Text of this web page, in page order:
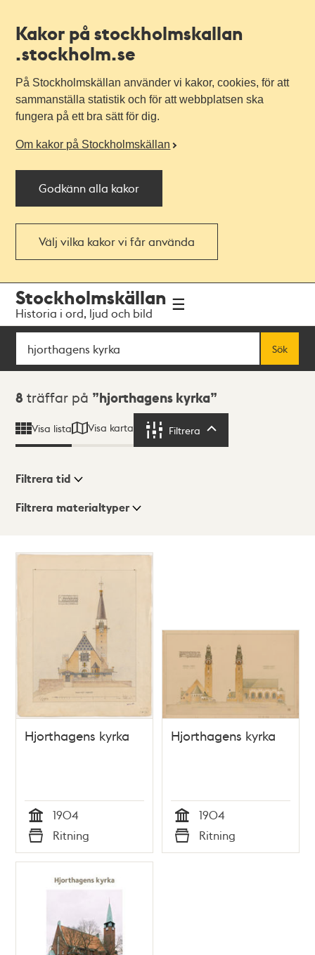
Kakor på stockholmskallan
.stockholm.se
På Stockholmskällan använder vi kakor, cookies, för att
sammanställa statistik och för att webbplatsen ska
fungera på ett bra sätt för dig.
Om kakor på Stockholmskällan
Godkänn alla kakor
Välj vilka kakor vi får använda
navigationen
huvudinnehållet
Stockholmskällan
Historia i ord, ljud och bild
Sök
Sök
Sökresultat
8 träffar på hjorthagens kyrka
Visa lista Visa karta Filtrera
Visningsläge
Lista
Filtrera tid
Filtrera materialtyper
Hjorthagens kyrka
Tid
1904
Typ
Ritning
Hjorthagens kyrka
Tid
1904
Typ
Ritning